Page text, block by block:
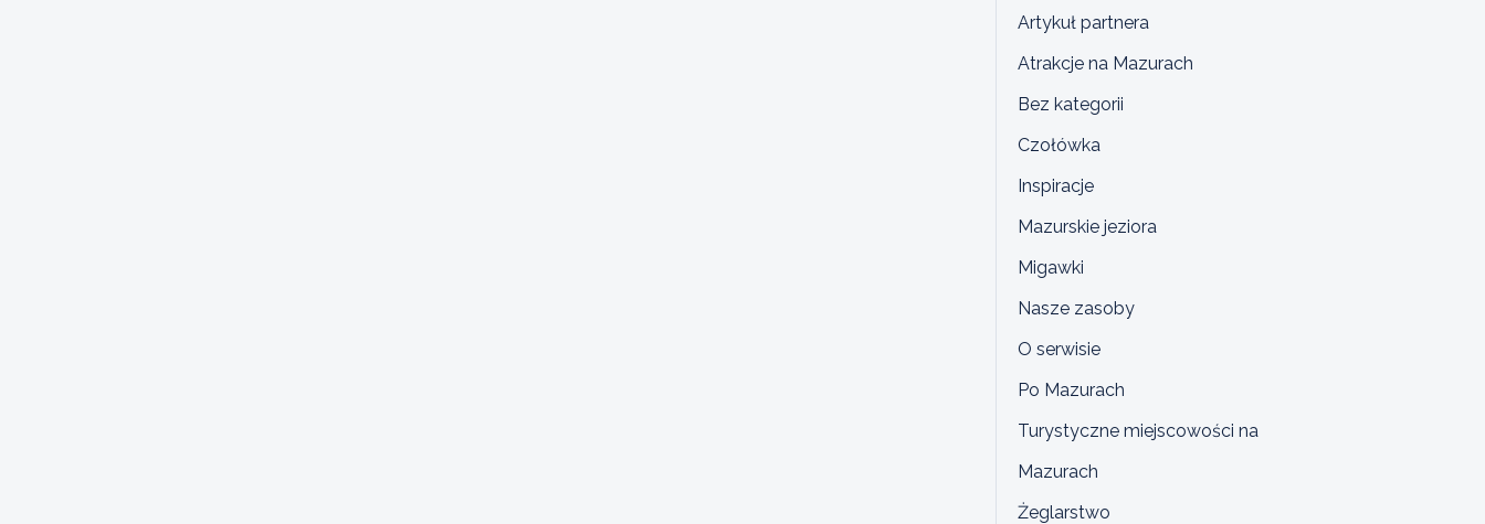
Artykuł partnera
Atrakcje na Mazurach
Bez kategorii
Czołówka
Inspiracje
Mazurskie jeziora
Migawki
Nasze zasoby
O serwisie
Po Mazurach
Turystyczne miejscowości na
Mazurach
Żeglarstwo